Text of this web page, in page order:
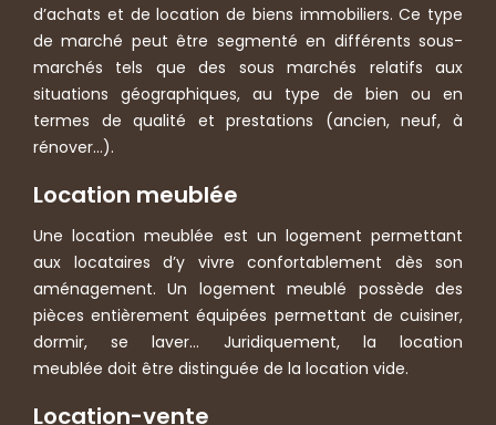
d’achats et de location de biens immobiliers. Ce type
de marché peut être segmenté en différents sous-
marchés tels que des sous marchés relatifs aux
situations géographiques, au type de bien ou en
termes de qualité et prestations (ancien, neuf, à
rénover…).
Location meublée
Une location meublée est un logement permettant
aux locataires d’y vivre confortablement dès son
aménagement. Un logement meublé possède des
pièces entièrement équipées permettant de cuisiner,
dormir, se laver… Juridiquement, la location
meublée doit être distinguée de la location vide.
Location-vente